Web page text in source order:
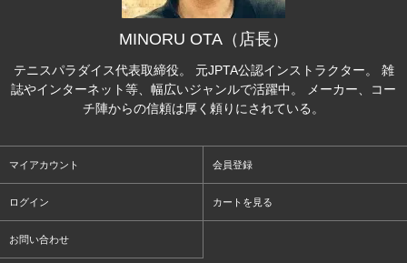
MINORU OTA（店長）
テニスパラダイス代表取締役。 元JPTA公認インストラクター。 雑
誌やインターネット等、幅広いジャンルで活躍中。 メーカー、コー
チ陣からの信頼は厚く頼りにされている。
マイアカウント 会員登録
ログイン カートを見る
お問い合わせ